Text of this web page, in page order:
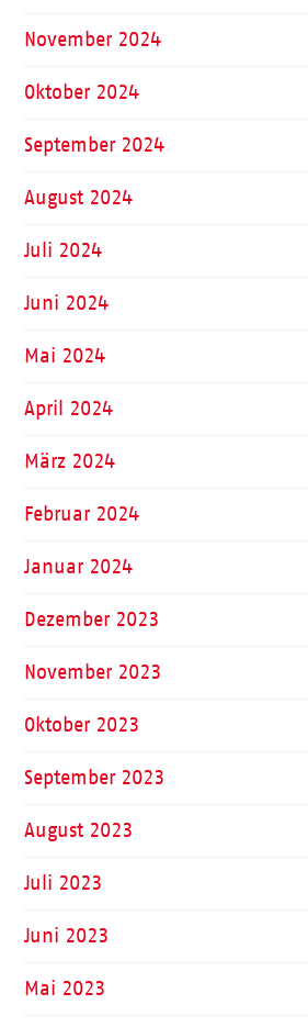
November 2024
Oktober 2024
September 2024
August 2024
Juli 2024
Juni 2024
Mai 2024
April 2024
März 2024
Februar 2024
Januar 2024
Dezember 2023
November 2023
Oktober 2023
September 2023
August 2023
Juli 2023
Juni 2023
Mai 2023